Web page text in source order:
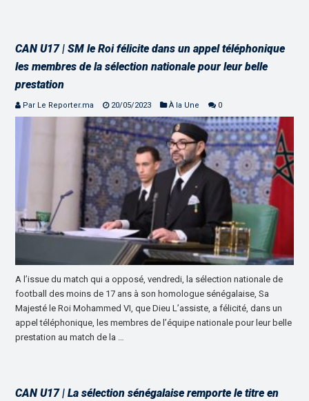
CAN U17 | SM le Roi félicite dans un appel téléphonique
les membres de la sélection nationale pour leur belle
prestation
Par Le Reporter.ma 20/05/2023 À la Une 0
A l’issue du match qui a opposé, vendredi, la sélection nationale de
football des moins de 17 ans à son homologue sénégalaise, Sa
Majesté le Roi Mohammed VI, que Dieu L’assiste, a félicité, dans un
appel téléphonique, les membres de l’équipe nationale pour leur belle
prestation au match de la …
CAN U17 | La sélection sénégalaise remporte le titre en